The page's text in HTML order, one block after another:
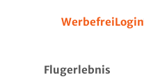
WerbefreiLogin
Flugerlebnis